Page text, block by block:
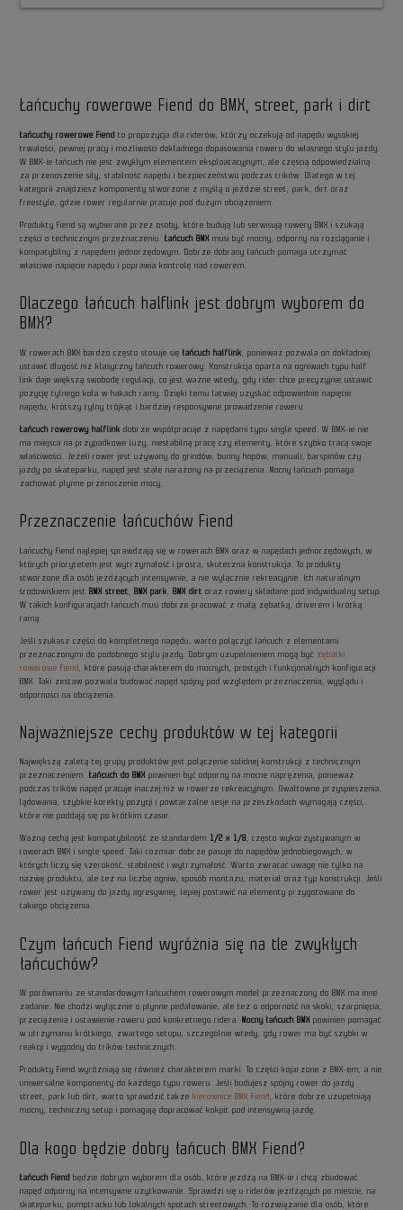
Łańcuchy rowerowe Fiend do BMX, street, park i dirt
Łańcuchy rowerowe Fiend to propozycja dla riderów, którzy oczekują od napędu wysokiej
trwałości, pewnej pracy i możliwości dokładnego dopasowania roweru do własnego stylu jazdy.
W BMX-ie łańcuch nie jest zwykłym elementem eksploatacyjnym, ale częścią odpowiedzialną
za przenoszenie siły, stabilność napędu i bezpieczeństwo podczas trików. Dlatego w tej
kategorii znajdziesz komponenty stworzone z myślą o jeździe street, park, dirt oraz
freestyle, gdzie rower regularnie pracuje pod dużym obciążeniem.
Produkty Fiend są wybierane przez osoby, które budują lub serwisują rowery BMX i szukają
części o technicznym przeznaczeniu. Łańcuch BMX musi być mocny, odporny na rozciąganie i
kompatybilny z napędem jednorzędowym. Dobrze dobrany łańcuch pomaga utrzymać
właściwe napięcie napędu i poprawia kontrolę nad rowerem.
Dlaczego łańcuch halflink jest dobrym wyborem do
BMX?
W rowerach BMX bardzo często stosuje sięłańcuch halflink
, ponieważ pozwala on dokładniej
ustawić długość niż klasyczny łańcuch rowerowy. Konstrukcja oparta na ogniwach typu half
link daje większą swobodę regulacji, co jest ważne wtedy, gdy rider chce precyzyjnie ustawić
pozycję tylnego koła w hakach ramy. Dzięki temu łatwiej uzyskać odpowiednie napięcie
napędu, krótszy tylny trójkąt i bardziej responsywne prowadzenie roweru.
Łańcuch rowerowy halflink dobrze współpracuje z napędami typu single speed. W BMX-ie nie
ma miejsca na przypadkowe luzy, niestabilną pracę czy elementy, które szybko tracą swoje
właściwości. Jeżeli rower jest używany do grindów, bunny hopów, manuali, barspinów czy
jazdy po skateparku, napęd jest stale narażony na przeciążenia. Mocny łańcuch pomaga
zachować płynne przenoszenie mocy.
Przeznaczenie łańcuchów Fiend
Łańcuchy Fiend najlepiej sprawdzają się w rowerach BMX oraz w napędach jednorzędowych, w
których priorytetem jest wytrzymałość i prosta, skuteczna konstrukcja. To produkty
stworzone dla osób jeżdżących intensywnie, a nie wyłącznie rekreacyjnie. Ich naturalnym
środowiskiem jest BMX street BMX park BMX dirt oraz rowery składane pod indywidualny setup.
W takich konfiguracjach łańcuch musi dobrze pracować z małą zębatką, driverem i krótką
ramą.
Jeśli szukasz części do kompletnego napędu, warto połączyć łańcuch z elementami
przeznaczonymi do podobnego stylu jazdy. Dobrym uzupełnieniem mogą być zębatki
rowerowe Fiend
, które pasują charakterem do mocnych, prostych i funkcjonalnych konfiguracji
BMX. Taki zestaw pozwala budować napęd spójny pod względem przeznaczenia, wyglądu i
odporności na obciążenia.
Najważniejsze cechy produktów w tej kategorii
Największą zaletą tej grupy produktów jest połączenie solidnej konstrukcji z technicznym
przeznaczeniem. Łańcuch do BMX powinien być odporny na mocne naprężenia, ponieważ
podczas trików napęd pracuje inaczej niż w rowerze rekreacyjnym. Gwałtowne przyspieszenia,
lądowania, szybkie korekty pozycji i powtarzalne sesje na przeszkodach wymagają części,
które nie poddają się po krótkim czasie.
Ważną cechą jest kompatybilność ze standardem 1/2 x 1/8, często wykorzystywanym w
rowerach BMX i single speed. Taki rozmiar dobrze pasuje do napędów jednobiegowych, w
których liczy się szerokość, stabilność i wytrzymałość. Warto zwracać uwagę nie tylko na
nazwę produktu, ale też na liczbę ogniw, sposób montażu, materiał oraz typ konstrukcji. Jeśli
rower jest używany do jazdy agresywnej, lepiej postawić na elementy przygotowane do
takiego obciążenia.
Czym łańcuch Fiend wyróżnia się na tle zwykłych
łańcuchów?
W porównaniu ze standardowym łańcuchem rowerowym model przeznaczony do BMX ma inne
zadanie. Nie chodzi wyłącznie o płynne pedałowanie, ale też o odporność na skoki, szarpnięcia,
przeciążenia i ustawienie roweru pod konkretnego ridera. Mocny łańcuch BMX powinien pomagać
w utrzymaniu krótkiego, zwartego setupu, szczególnie wtedy, gdy rower ma być szybki w
reakcji i wygodny do trików technicznych.
Produkty Fiend wyróżniają się również charakterem marki. To części kojarzone z BMX-em, a nie
uniwersalne komponenty do każdego typu roweru. Jeśli budujesz spójny rower do jazdy
street, park lub dirt, warto sprawdzić także kierownice BMX Fiend, które dobrze uzupełniają
mocny, techniczny setup i pomagają dopracować kokpit pod intensywną jazdę.
Dla kogo będzie dobry łańcuch BMX Fiend?
Łańcuch Fiend będzie dobrym wyborem dla osób, które jeżdżą na BMX-ie i chcą zbudować
napęd odporny na intensywne użytkowanie. Sprawdzi się u riderów jeżdżących po mieście, na
skateparku, pumptracku lub lokalnych spotach streetowych. To rozwiązanie dla osób, które